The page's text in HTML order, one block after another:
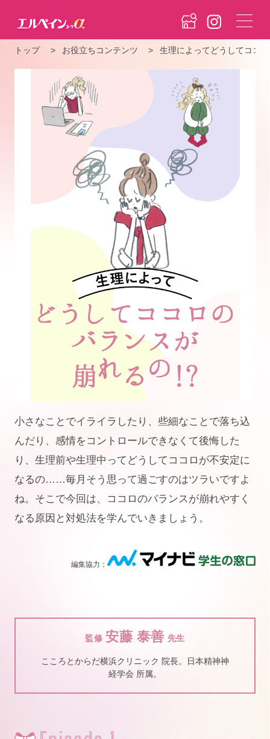
トップ お役立ちコンテンツ 生理によってどうしてココ
小さなことでイライラしたり、些細なことで落ち込
んだり、感情をコントロールできなくて後悔した
り、 生理前や生理中ってどうしてココロが不安定に
なるの……毎月そう思って過ごすのはツラいですよ
ね。 そこで今回は、ココロのバランスが崩れやすく
なる原因と対処法を学んでいきましょう。
編集協力；
監修安藤 泰善 先生
こころとからだ横浜クリニック 院長。日本精神神
経学会 所属。